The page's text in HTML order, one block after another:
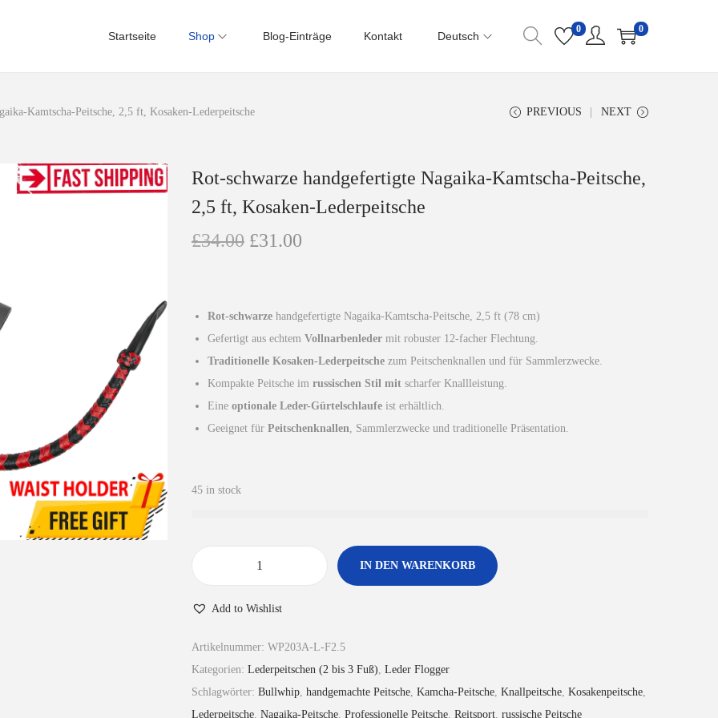
Startseite Shop Blog-Einträge Kontakt Deutsch
0 0
Kamtscha-Peitsche, 2,5 ft, Kosaken-Lederpeitsche PREVIOUS NEXT
Rot-schwarze handgefertigte Nagaika-Kamtscha-Peitsche,
2,5 ft, Kosaken-Lederpeitsche
£34.00 U
n
g
l
s
w
a
r
£31.00
u
e
£
3
1
.
Rot-schwarze handgefertigte Nagaika-Kamtscha-Peitsche, 2,5 ft (78 cm)
Gefertigt aus echtem Vollnarbenleder mit robuster 12-facher Flechtung.
Traditionelle Kosaken-Lederpeitsche zum Peitschenknallen und für Sammlerzwecke.
Kompakte Peitsche im russischen Stil mit scharfer Knallleistung.
Eine optionale Leder-Gürtelschlaufe ist erhältlich.
Geeignet für Peitschenknallen, Sammlerzwecke und traditionelle Präsentation.
45 in stock
-
s
c
h
IN DEN WARENKORB
Add to Wishlist
Artikelnummer: WP203A-L-F2.5
Kategorien: Lederpeitschen (2 bis 3 Fuß), Leder Flogger
Schlagwörter: Bullwhip, handgemachte Peitsche, Kamcha-Peitsche, Knallpeitsche, Kosakenpeitsche,
Lederpeitsche, Nagaika-Peitsche, Professionelle Peitsche, Reitsport, russische Peitsche